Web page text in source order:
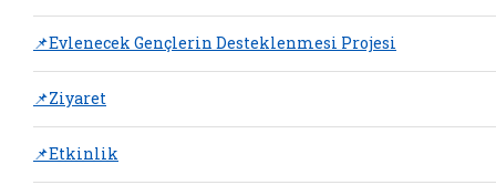
📌Evlenecek Gençlerin Desteklenmesi Projesi
📌Ziyaret
📌Etkinlik